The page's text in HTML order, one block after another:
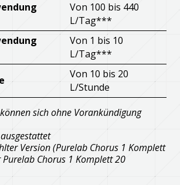
Von 100 bis 440
L/Tag***
Von 1 bis 10
L/Tag***
Von 10 bis 20
L/Stunde
sich ohne Vorankündigung
Version (Purelab Chorus 1 Komplett
Chorus 1 Komplett 20